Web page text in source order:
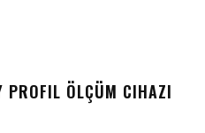
PROFIL ÖLÇÜM CIHAZI